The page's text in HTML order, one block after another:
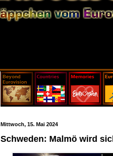
Mittwoch, 15. Mai 2024
Schweden: Malmö wird